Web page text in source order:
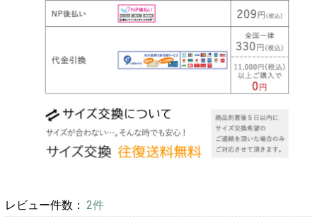
レビュー件数： 2件